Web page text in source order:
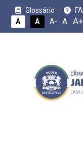
Glossário
A
A A- A A+